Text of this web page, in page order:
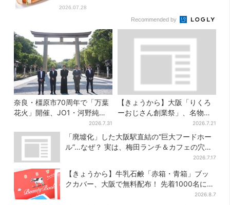
2026.07.28
Recommended by
奈良・橿原市70周年で「万葉
花火」開催、JO1・河野純喜
がアンバサダーに…グループ
楽曲ともシンクロ
2026.7.31
【きょうから】大阪「りくろ
ーおじさん創業祭」、名物
の“和菓子”を梅田で販売 6日
間限定でお得に
2026.7.21
「廃墟化」した大阪駅直結の“巨大フードホー
ル”…なぜ？ 実は、梅田ランチ＆カフェの穴場
2026.7.17
【きょうから】牛乳石鹸「赤箱・青箱」ブッ
クカバー、大阪で無料配布！ 先着1000名に
2026.8.7